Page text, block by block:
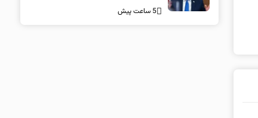
می‌اندازم
5 ساعت پیش